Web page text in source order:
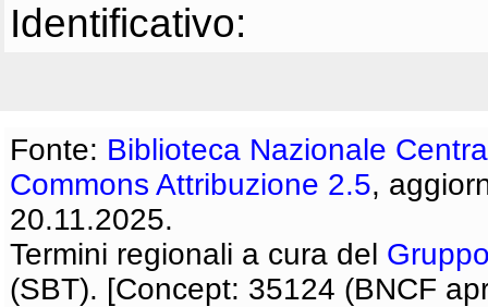
Identificativo:
Fonte: Biblioteca Nazionale
Commons Attribuzione 2.5,
20.11.2025.
Termini regionali a cura del
(SBT). [Concept: 35124 (BNCF